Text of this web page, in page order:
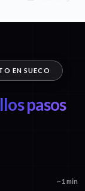
EN SUECO
pasos
~1 min